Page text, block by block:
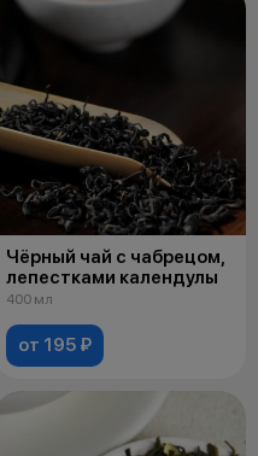
Чёрный чай с чабрецом,
лепестками календулы
400 мл
от 195 ₽